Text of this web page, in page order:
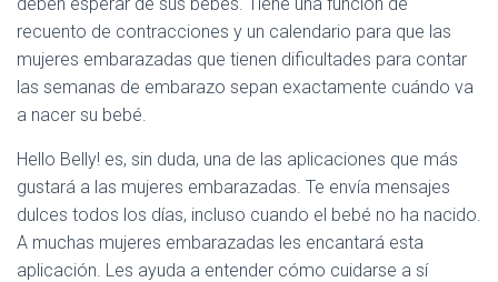
recuento de contracciones y un calendario para que las
mujeres embarazadas que tienen dificultades para contar
las semanas de embarazo sepan exactamente cuándo va
a nacer su bebé.
Hello Belly! es, sin duda, una de las aplicaciones que más
gustará a las mujeres embarazadas. Te envía mensajes
dulces todos los días, incluso cuando el bebé no ha nacido.
A muchas mujeres embarazadas les encantará esta
aplicación. Les ayuda a entender cómo cuidarse a sí